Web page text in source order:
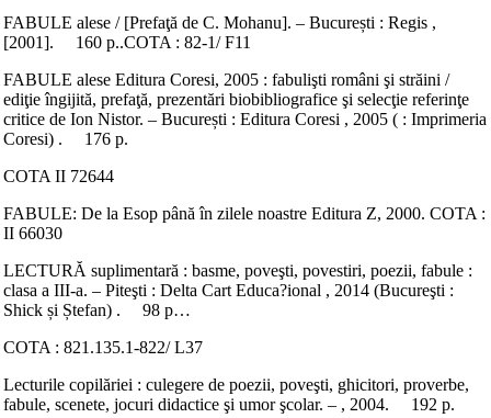
FABULE alese / [Prefaţă de C. Mohanu]. – București : Regis ,
[2001]. 160 p..COTA : 82-1/ F11
FABULE alese Editura Coresi, 2005 : fabulişti români şi străini /
ediţie îngijită, prefaţă, prezentări biobibliografice şi selecţie referinţe
critice de Ion Nistor. – București : Editura Coresi , 2005 ( : Imprimeria
Coresi) . 176 p.
COTA II 72644
FABULE: De la Esop până în zilele noastre Editura Z, 2000. COTA :
II 66030
LECTURĂ suplimentară : basme, poveşti, povestiri, poezii, fabule :
clasa a III-a. – Piteşti : Delta Cart Educa?ional , 2014 (Bucureşti :
Shick și Ștefan) . 98 p…
COTA : 821.135.1-822/ L37
Lecturile copilăriei : culegere de poezii, poveşti, ghicitori, proverbe,
fabule, scenete, jocuri didactice şi umor şcolar. – , 2004. 192 p.